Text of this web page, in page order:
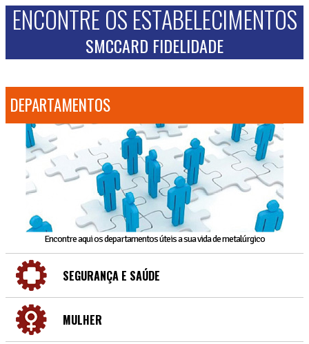
ENCONTRE OS ESTABELECIMENTOS
SMCCARD FIDELIDADE
DEPARTAMENTOS
Encontre aqui os departamentos úteis a sua vida de metalúrgico
SEGURANÇA E SAÚDE
MULHER